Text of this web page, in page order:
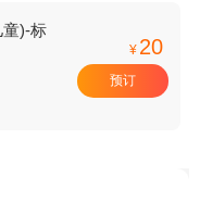
)-标
¥ 20
预订